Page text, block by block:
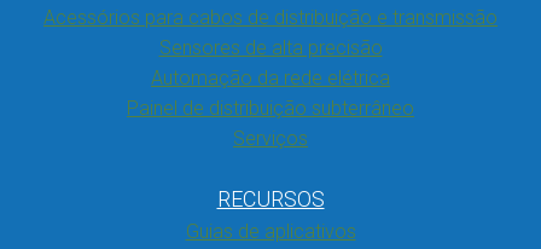
Acessórios para cabos de distribuição e transmissão
Sensores de alta precisão
Automação da rede elétrica
Painel de distribuição subterrâneo
Serviços
RECURSOS
Guias de aplicativos